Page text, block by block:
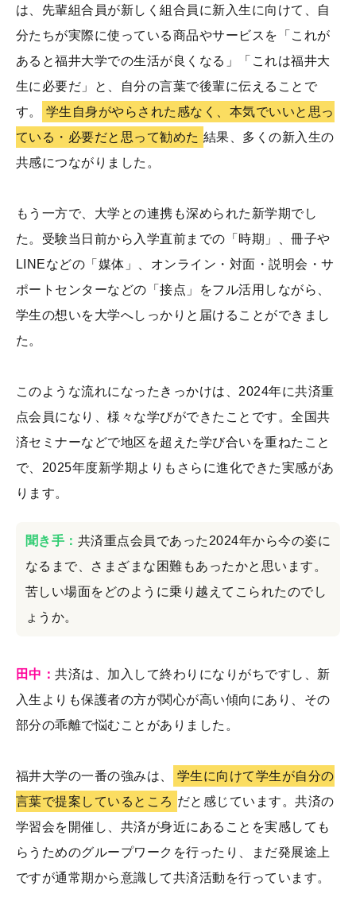
は、先輩組合員が新しく組合員に新入生に向けて、自
分たちが実際に使っている商品やサービスを「これが
あると福井大学での生活が良くなる」「これは福井大
生に必要だ」と、自分の言葉で後輩に伝えることで
す。
学生自身がやらされた感なく、本気でいいと思っ
ている・必要だと思って勧めた 結果、多くの新入生の
共感につながりました。
もう一方で、大学との連携も深められた新学期でし
た。受験当日前から入学直前までの「時期」、冊子や
LINEなどの「媒体」、オンライン・対面・説明会・サ
ポートセンターなどの「接点」をフル活用しながら、
学生の想いを大学へしっかりと届けることができまし
た。
このような流れになったきっかけは、2024年に共済重
点会員になり、様々な学びができたことです。全国共
済セミナーなどで地区を超えた学び合いを重ねたこと
で、2025年度新学期よりもさらに進化できた実感があ
ります。
聞き手： 共済重点会員であった2024年から今の姿に
なるまで、さまざまな困難もあったかと思います。
苦しい場面をどのように乗り越えてこられたのでし
ょうか。
田中：共済は、加入して終わりになりがちですし、新
入生よりも保護者の方が関心が高い傾向にあり、その
部分の乖離で悩むことがありました。
福井大学の一番の強みは、
学生に向けて学生が自分の
言葉で提案しているところ だと感じています。共済の
学習会を開催し、共済が身近にあることを実感しても
らうためのグループワークを行ったり、まだ発展途上
ですが通常期から意識して共済活動を行っています。